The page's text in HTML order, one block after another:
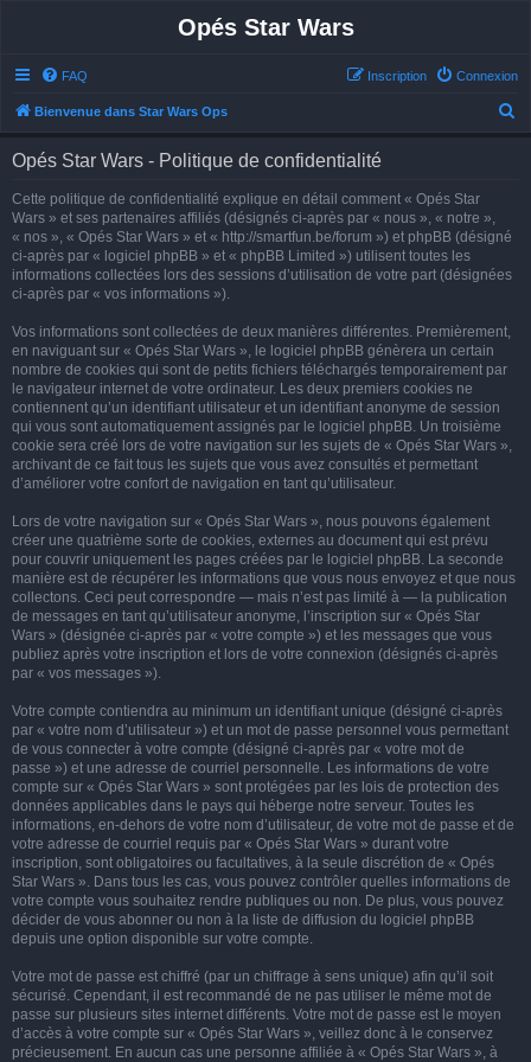
Opés Star Wars
FAQ Connexion
Inscription
Bienvenue dans Star Wars Ops
Opés Star Wars - Politique de confidentialité
Cette politique de confidentialité explique en détail comment « Opés Star
Wars » et ses partenaires affiliés (désignés ci-après par « nous », « notre »,
« nos », « Opés Star Wars » et « http://smartfun.be/forum ») et phpBB (désigné
ci-après par « logiciel phpBB » et « phpBB Limited ») utilisent toutes les
informations collectées lors des sessions d’utilisation de votre part (désignées
ci-après par « vos informations »).
Vos informations sont collectées de deux manières différentes. Premièrement,
en naviguant sur « Opés Star Wars », le logiciel phpBB génèrera un certain
nombre de cookies qui sont de petits fichiers téléchargés temporairement par
le navigateur internet de votre ordinateur. Les deux premiers cookies ne
contiennent qu’un identifiant utilisateur et un identifiant anonyme de session
qui vous sont automatiquement assignés par le logiciel phpBB. Un troisième
cookie sera créé lors de votre navigation sur les sujets de « Opés Star Wars »,
archivant de ce fait tous les sujets que vous avez consultés et permettant
d’améliorer votre confort de navigation en tant qu’utilisateur.
Lors de votre navigation sur « Opés Star Wars », nous pouvons également
créer une quatrième sorte de cookies, externes au document qui est prévu
pour couvrir uniquement les pages créées par le logiciel phpBB. La seconde
manière est de récupérer les informations que vous nous envoyez et que nous
collectons. Ceci peut correspondre — mais n’est pas limité à — la publication
de messages en tant qu’utilisateur anonyme, l’inscription sur « Opés Star
Wars » (désignée ci-après par « votre compte ») et les messages que vous
publiez après votre inscription et lors de votre connexion (désignés ci-après
par « vos messages »).
Votre compte contiendra au minimum un identifiant unique (désigné ci-après
par « votre nom d’utilisateur ») et un mot de passe personnel vous permettant
de vous connecter à votre compte (désigné ci-après par « votre mot de
passe ») et une adresse de courriel personnelle. Les informations de votre
compte sur « Opés Star Wars » sont protégées par les lois de protection des
données applicables dans le pays qui héberge notre serveur. Toutes les
informations, en-dehors de votre nom d’utilisateur, de votre mot de passe et de
votre adresse de courriel requis par « Opés Star Wars » durant votre
inscription, sont obligatoires ou facultatives, à la seule discrétion de « Opés
Star Wars ». Dans tous les cas, vous pouvez contrôler quelles informations de
votre compte vous souhaitez rendre publiques ou non. De plus, vous pouvez
décider de vous abonner ou non à la liste de diffusion du logiciel phpBB
depuis une option disponible sur votre compte.
Votre mot de passe est chiffré (par un chiffrage à sens unique) afin qu’il soit
sécurisé. Cependant, il est recommandé de ne pas utiliser le même mot de
passe sur plusieurs sites internet différents. Votre mot de passe est le moyen
d’accès à votre compte sur « Opés Star Wars », veillez donc à le conservez
précieusement. En aucun cas une personne affiliée à « Opés Star Wars », à